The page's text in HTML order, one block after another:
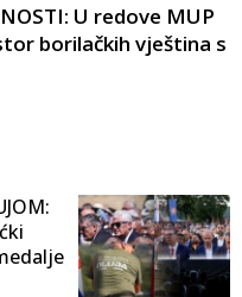
U redove MUP
borilačkih vještina s